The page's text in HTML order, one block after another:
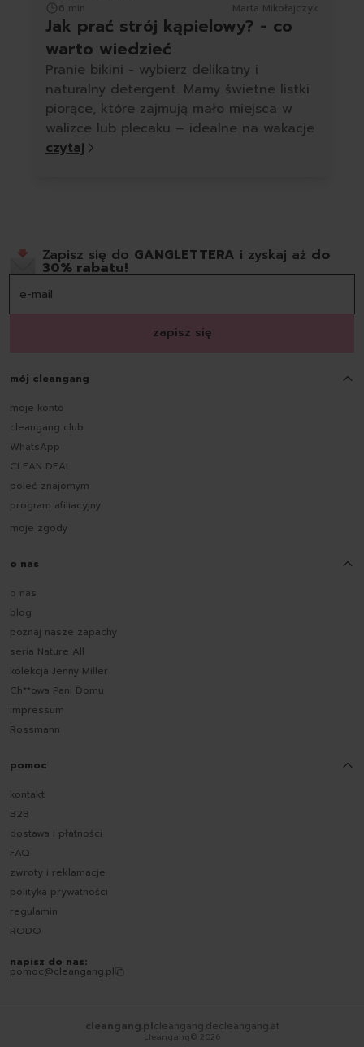
6 min Marta Mikołajczyk
Jak prać strój kąpielowy? - co
warto wiedzieć
Pranie bikini - wybierz delikatny i
naturalny detergent. Mamy świetne listki
piorące, które zajmują mało miejsca w
walizce lub plecaku – idealne na wakacje
czytaj
Zapisz się do GANGLETTERA i zyskaj aż do
30% rabatu!
zapisz się
mój cleangang
moje konto
cleangang club
WhatsApp
CLEAN DEAL
poleć znajomym
program afiliacyjny
moje zgody
o nas
o nas
blog
poznaj nasze zapachy
seria Nature All
kolekcja Jenny Miller
Ch**owa Pani Domu
impressum
Rossmann
pomoc
kontakt
B2B
dostawa i płatności
FAQ
zwroty i reklamacje
polityka prywatności
regulamin
RODO
napisz do nas:
pomoc@cleangang.pl
cleangang.plcleangang.decleangang.at
cleangang© 2026